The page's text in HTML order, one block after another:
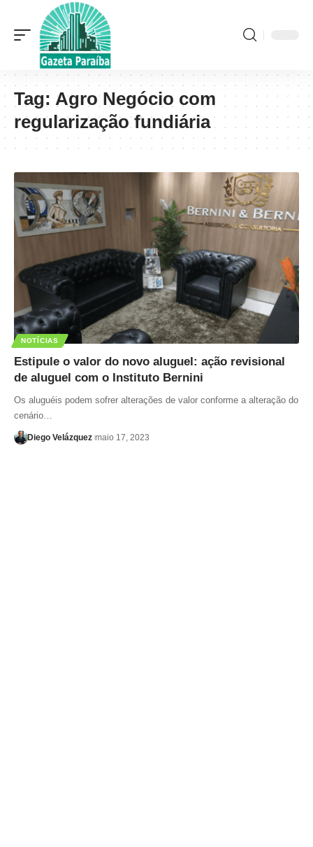
Tag: Agro Negócio com
regularização fundiária
NOTÍCIAS
Estipule o valor do novo aluguel: ação revisional
de aluguel com o Instituto Bernini
Os aluguéis podem sofrer alterações de valor conforme a alteração do
cenário…
Diego Velázquez maio 17, 2023